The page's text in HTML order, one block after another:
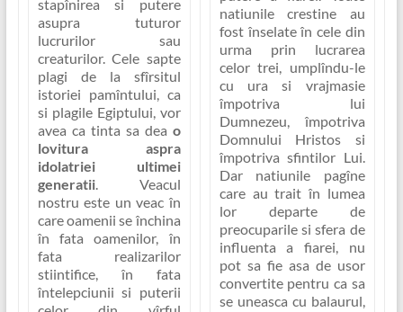
stapînirea si putere
asupra tuturor
lucrurilor sau
creaturilor. Cele sapte
plagi de la sfîrsitul
istoriei pamîntului, ca
si plagile Egiptului, vor
avea ca tinta sa dea o
lovitura aspra
idolatriei ultimei
generatii. Veacul
nostru este un veac în
care oamenii se închina
în fata oamenilor, în
fata realizarilor
stiintifice, în fata
întelepciunii si puterii
natiunile crestine au
fost înselate în cele din
urma prin lucrarea
celor trei, umplîndu-le
cu ura si vrajmasie
împotriva lui
Dumnezeu, împotriva
Domnului Hristos si
împotriva sfintilor Lui.
Dar natiunile pagîne
care au trait în lumea
lor departe de
preocuparile si sfera de
influenta a fiarei, nu
pot sa fie asa de usor
convertite pentru ca sa
se uneasca cu balaurul,